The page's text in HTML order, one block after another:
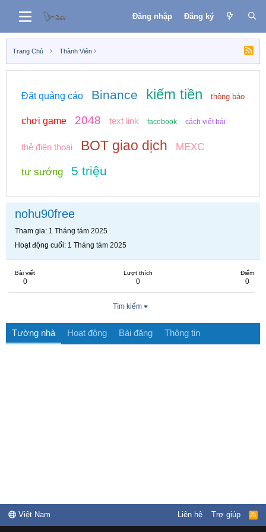
Đăng nhập Đăng ký
Trang Chủ Thành Viên
Đặt quảng cáo Binance kiếm tiền thông báo
chơi game 2048 text link facebook cách viết bài
thẻ điện thoại BOT giao dịch MEXC
tự sướng 5 triệu
nohu90free
Tham gia 1 Tháng tám 2025
Hoạt động cuối 1 Tháng tám 2025
Bài viết
0
Lượt thích
0
Điểm
0
Tìm kiếm
Tường nhà Hoạt động Bài đăng Thông tin
Việt Nam Liên hệ Trợ giúp
R